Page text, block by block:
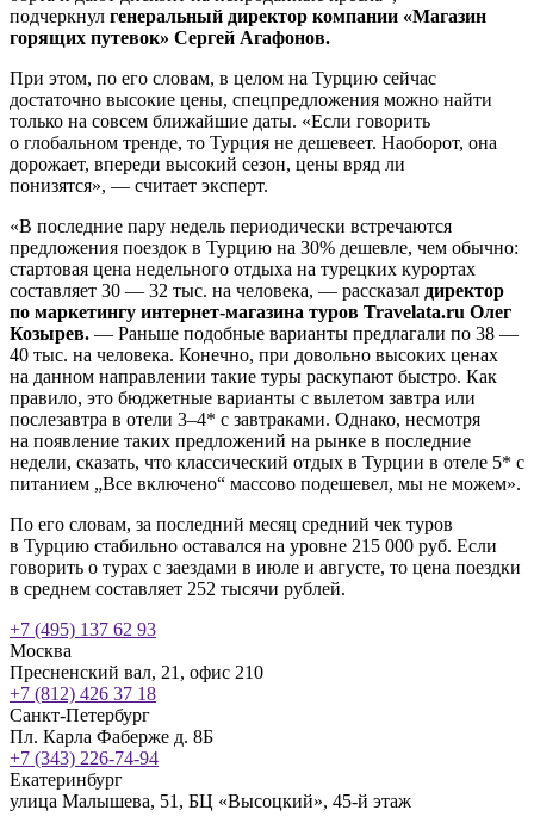
подчеркнул генеральный директор компании «Магазин
горящих путевок» Сергей Агафонов.
При этом, по его словам, в целом на Турцию сейчас
достаточно высокие цены, спецпредложения можно найти
только на совсем ближайшие даты. «Если говорить
о глобальном тренде, то Турция не дешевеет. Наоборот, она
дорожает, впереди высокий сезон, цены вряд ли
понизятся», — считает эксперт.
«В последние пару недель периодически встречаются
предложения поездок в Турцию на 30% дешевле, чем обычно:
стартовая цена недельного отдыха на турецких курортах
составляет 30 — 32 тыс. на человека, — рассказал директор
по маркетингу интернет-магазина туров Travelata.ru Олег
Козырев. — Раньше подобные варианты предлагали по 38 —
40 тыс. на человека. Конечно, при довольно высоких ценах
на данном направлении такие туры раскупают быстро. Как
правило, это бюджетные варианты с вылетом завтра или
послезавтра в отели 3–4* с завтраками. Однако, несмотря
на появление таких предложений на рынке в последние
недели, сказать, что классический отдых в Турции в отеле 5* с
питанием „Все включено“ массово подешевел, мы не можем».
По его словам, за последний месяц средний чек туров
в Турцию стабильно оставался на уровне 215 000 руб. Если
говорить о турах с заездами в июле и августе, то цена поездки
в среднем составляет 252 тысячи рублей.
+7 (495) 137 62 93
Москва
Пресненский вал, 21, офис 210
+7 (812) 426 37 18
Санкт-Петербург
Пл. Карла Фаберже д. 8Б
+7 (343) 226-74-94
Екатеринбург
улица Малышева, 51, БЦ «Высоцкий», 45-й этаж